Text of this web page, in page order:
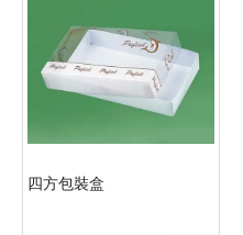
四方包裝盒